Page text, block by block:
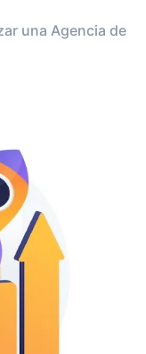
una Agencia de